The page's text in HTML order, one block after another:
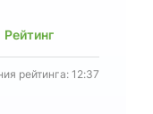
Рейтинг
рейтинга: 12:37